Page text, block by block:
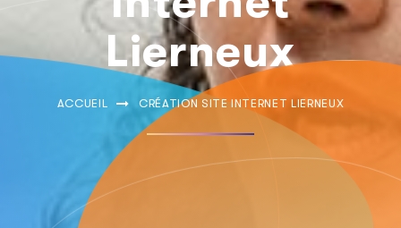
Lierneux
ACCUEIL CRÉATION SITE INTERNET LIERNEUX